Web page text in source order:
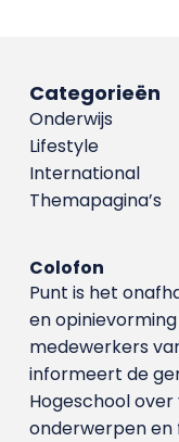
Categorieën
Onderwijs
Lifestyle
International
Themapagina’s
Colofon
Punt is het
en
medewerkers
informeert de
Hogeschool
onderwerpen en